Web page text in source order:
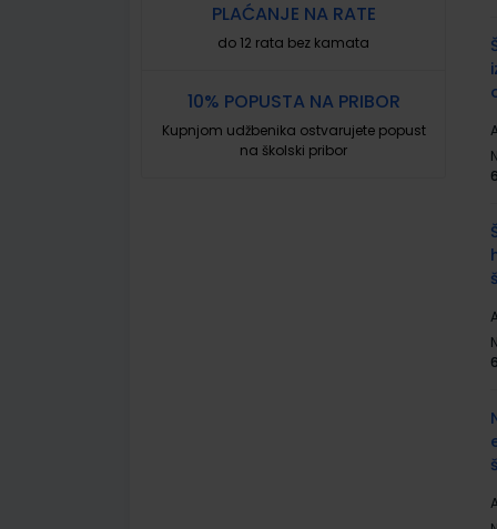
PLAĆANJE NA RATE
do 12 rata bez kamata
10% POPUSTA NA PRIBOR
Kupnjom udžbenika ostvarujete popust
na školski pribor